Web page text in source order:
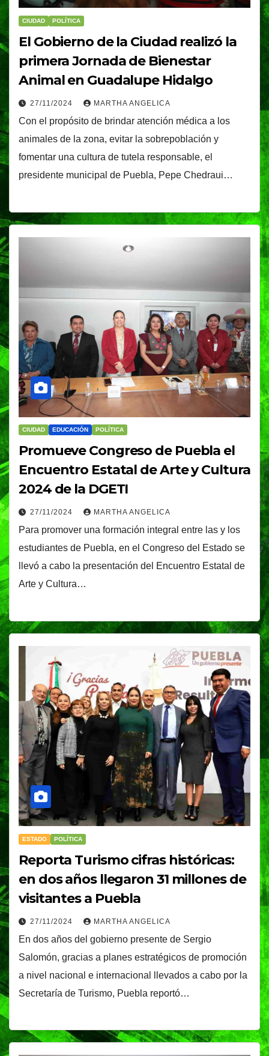
CIUDAD POLÍTICA
El Gobierno de la Ciudad realizó la
primera Jornada de Bienestar
Animal en Guadalupe Hidalgo
27/11/2024 MARTHA ANGELICA
Con el propósito de brindar atención médica a los
animales de la zona, evitar la sobrepoblación y
fomentar una cultura de tutela responsable, el
presidente municipal de Puebla, Pepe Chedraui…
CIUDAD EDUCACIÓN POLÍTICA
Promueve Congreso de Puebla el
Encuentro Estatal de Arte y Cultura
2024 de la DGETI
27/11/2024 MARTHA ANGELICA
Para promover una formación integral entre las y los
estudiantes de Puebla, en el Congreso del Estado se
llevó a cabo la presentación del Encuentro Estatal de
Arte y Cultura…
ESTADO POLÍTICA
Reporta Turismo cifras históricas:
en dos años llegaron 31 millones de
visitantes a Puebla
27/11/2024 MARTHA ANGELICA
En dos años del gobierno presente de Sergio
Salomón, gracias a planes estratégicos de promoción
a nivel nacional e internacional llevados a cabo por la
Secretaría de Turismo, Puebla reportó…